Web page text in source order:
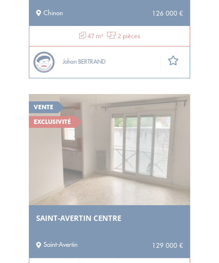
Chinon 126 000 €
47 m² 2 pièces
Johan BERTRAND
VENTE
EXCLUSIVITÉ
SAINT-AVERTIN CENTRE
Saint-Avertin 129 000 €